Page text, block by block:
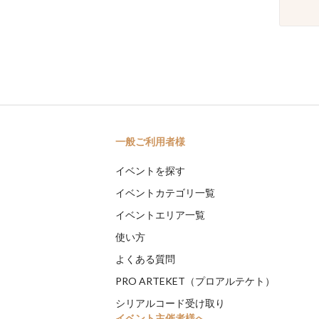
一般ご利用者様
イベントを探す
イベントカテゴリ一覧
イベントエリア一覧
使い方
よくある質問
PRO ARTEKET（プロアルテケト）
シリアルコード受け取り